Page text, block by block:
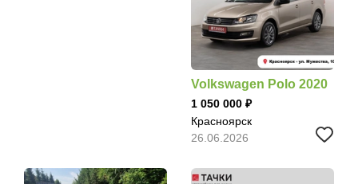
Volkswagen Polo 2020
1 050 000
Красноярск
26.06.2026